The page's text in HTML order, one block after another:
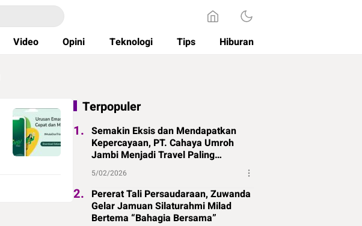
Video Opini Teknologi Tips Hiburan
Terpopuler
1. Semakin Eksis dan Mendapatkan
Kepercayaan, PT. Cahaya Umroh
Jambi Menjadi Travel Paling
Direkomendasikan di Jambi
5/02/2026
2. Pererat Tali Persaudaraan, Zuwanda
Gelar Jamuan Silaturahmi Milad
Bertema “Bahagia Bersama”